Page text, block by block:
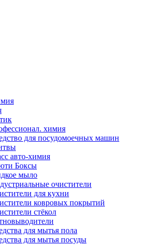
химия
для посудомоечных машин
авто-химия
Боксы
мыло
очистители
для кухни
ковровых покрытий
стёкол
для мытья пола
для мытья посуды